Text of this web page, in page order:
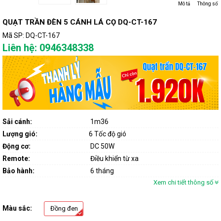
Mô tả Thông số
QUẠT TRẦN ĐÈN 5 CÁNH LÁ CỌ DQ-CT-167
Mã SP: DQ-CT-167
Liên hệ: 0946348338
Sải cánh:
1m36
Lượng gió:
6 Tốc độ gió
Động cơ:
DC 50W
Remote:
Điều khiển từ xa
Bảo hành:
6 tháng
Xem chi tiết thông số
Màu sắc: Đồng đen